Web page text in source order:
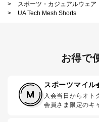
>
スポーツ・カジュアルウェア
>
UA Tech Mesh Shorts
お得で
スポーツマイル
入会当日からオト
会員さま限定のキ